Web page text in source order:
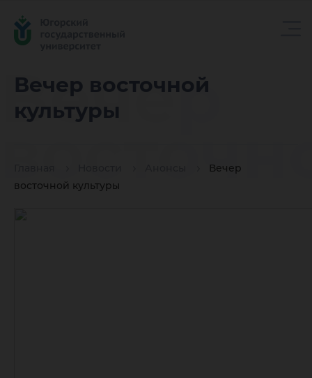
Вечер восточной
культуры
Вечер
восточной культуры
Вечер